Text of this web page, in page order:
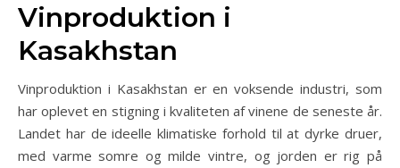
Vinproduktion i
Kasakhstan
Vinproduktion i Kasakhstan er en voksende industri, som
har oplevet en stigning i kvaliteten af vinene de seneste år.
Landet har de ideelle klimatiske forhold til at dyrke druer,
med varme somre og milde vintre, og jorden er rig på